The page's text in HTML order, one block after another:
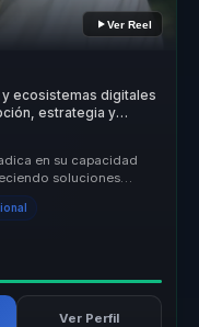
Ver Reel
ecosistemas digitales
estrategia y
en su capacidad
soluciones
Ver Perfil